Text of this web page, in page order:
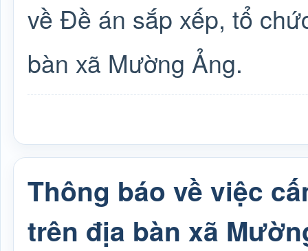
về Đề án sắp xếp, tổ
bàn xã Mường Ảng.
Thông báo về việc
trên địa bàn xã